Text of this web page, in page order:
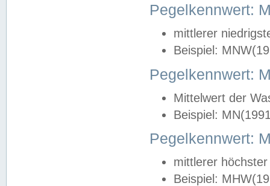
Pegelkennwert:
mittlerer
Beispiel:
Pegelkennwert:
Mittelwert der
Beispiel:
Pegelkennwert:
mittlerer
Beispiel: